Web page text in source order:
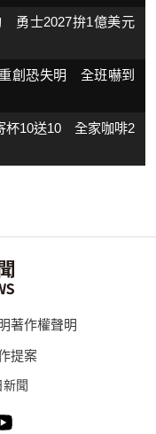
勇士2027拚1億美元
創恐失明 全班嚇到
杯10送10 全家咖啡2
著作權聲明
提案
聞